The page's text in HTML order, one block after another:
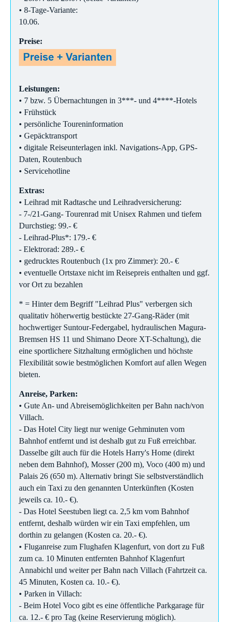
• 8-Tage-Variante:
10.06.
Preise:
Leistungen:
• 7 bzw. 5 Übernachtungen in 3***- und 4****-Hotels
• Frühstück
• persönliche Toureninformation
• Gepäcktransport
• digitale Reiseunterlagen inkl. Navigations-App, GPS-
Daten, Routenbuch
• Servicehotline
Extras:
• Leihrad mit Radtasche und Leihradversicherung:
- 7-/21-Gang- Tourenrad mit Unisex Rahmen und tiefem
Durchstieg: 99.- €
- Leihrad-Plus*: 179.- €
- Elektrorad: 289.- €
• gedrucktes Routenbuch (1x pro Zimmer): 20.- €
• eventuelle Ortstaxe nicht im Reisepreis enthalten und ggf.
vor Ort zu bezahlen
* = Hinter dem Begriff "Leihrad Plus" verbergen sich
qualitativ höherwertig bestückte 27-Gang-Räder (mit
hochwertiger Suntour-Federgabel, hydraulischen Magura-
Bremsen HS 11 und Shimano Deore XT-Schaltung), die
eine sportlichere Sitzhaltung ermöglichen und höchste
Flexibilität sowie bestmöglichen Komfort auf allen Wegen
bieten.
Anreise, Parken:
• Gute An- und Abreisemöglichkeiten per Bahn nach/von
Villach.
- Das Hotel City liegt nur wenige Gehminuten vom
Bahnhof entfernt und ist deshalb gut zu Fuß erreichbar.
Dasselbe gilt auch für die Hotels Harry's Home (direkt
neben dem Bahnhof), Mosser (200 m), Voco (400 m) und
Palais 26 (650 m). Alternativ bringt Sie selbstverständlich
auch ein Taxi zu den genannten Unterkünften (Kosten
jeweils ca. 10.- €).
- Das Hotel Seestuben liegt ca. 2,5 km vom Bahnhof
entfernt, deshalb würden wir ein Taxi empfehlen, um
dorthin zu gelangen (Kosten ca. 20.- €).
• Fluganreise zum Flughafen Klagenfurt, von dort zu Fuß
zum ca. 10 Minuten entfernten Bahnhof Klagenfurt
Annabichl und weiter per Bahn nach Villach (Fahrtzeit ca.
45 Minuten, Kosten ca. 10.- €).
• Parken in Villach:
- Beim Hotel Voco gibt es eine öffentliche Parkgarage für
ca. 12.- € pro Tag (keine Reservierung möglich).